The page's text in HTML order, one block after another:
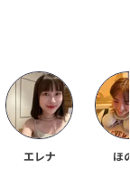
エレナ ほ